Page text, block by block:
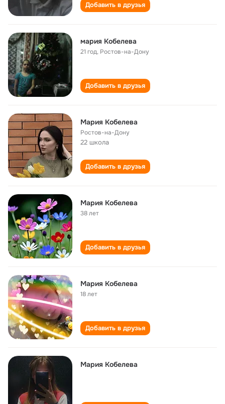
Добавить в друзья
мария Кобелева
21 год, Ростов-на-Дону
Добавить в друзья
Мария Кобелева
Ростов-на-Дону
22 школа
Добавить в друзья
Мария Кобелева
38 лет
Добавить в друзья
Мария Кобелева
18 лет
Добавить в друзья
Мария Кобелева